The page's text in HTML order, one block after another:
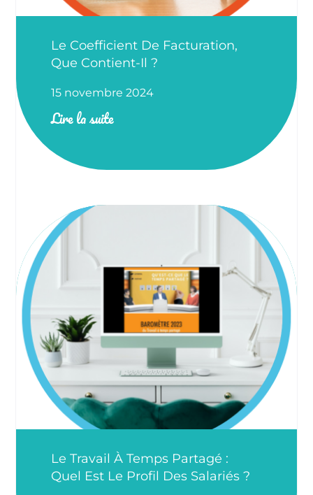
Le Coefficient De Facturation,
Que Contient-Il ?
15 novembre 2024
Lire la suite
Le Travail À Temps Partagé :
Quel Est Le Profil Des Salariés ?